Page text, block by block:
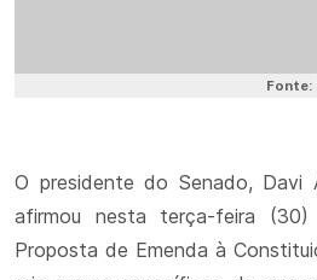
Fonte:
O presidente do Senado, Davi
afirmou nesta terça-feira
Proposta de Emenda à